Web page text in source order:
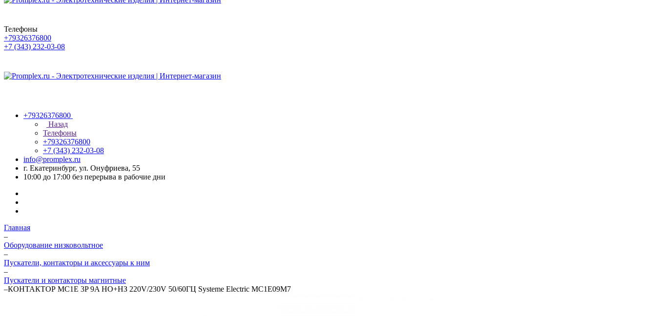
Телефоны
+79326376800
+7 (343) 232-03-08
+79326376800
Назад
Телефоны
+79326376800
+7 (343) 232-03-08
info@promplex.ru
г. Екатеринбург, ул. Онуфриева, 55
10:00 до 17:00 без перерыва в рабочие дни
Главная
–
Оборудование низковольтное
–
Пускатели, контакторы и аксессуары к ним
–
Пускатели и контакторы магнитные
–КОНТАКТОР MC1E 3P 9A НО+НЗ 220V/230V 50/60ГЦ Systeme Electric MC1E09M7